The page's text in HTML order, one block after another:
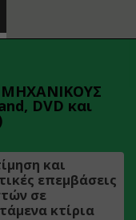
ΜΗΧΑΝΙΚΟΥΣ
DVD και
και
επεμβάσεις
σε
κτίρια